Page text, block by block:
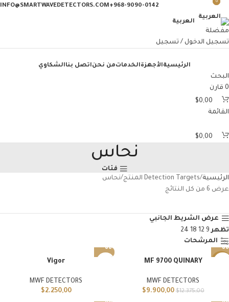
968-9090-0142+
INFO@SMARTWAVEDETECTORS.COM
العربية
مفضلة
تسجيل الدخول / تسجيل
الرئيسيةالأجهزة
أجهزة
المدى
الخدماتمن نحناتصل بناالشكاوي
البحث
0 قارن
0
$0,00
القائمة
0
$0,00
نحاس
فئات
الرئيسية Detection Targets المنتج
نحاس
عرض ⁦6⁩ من كل النتائج
عرض الشريط الجانبي
تظهر 9
12
18
24
المرشحات
MF 9700 QUINARY
MWF DETECTORS
$12.375,00
$9.900,00
Vigor
MWF DETECTORS
$2.250,00